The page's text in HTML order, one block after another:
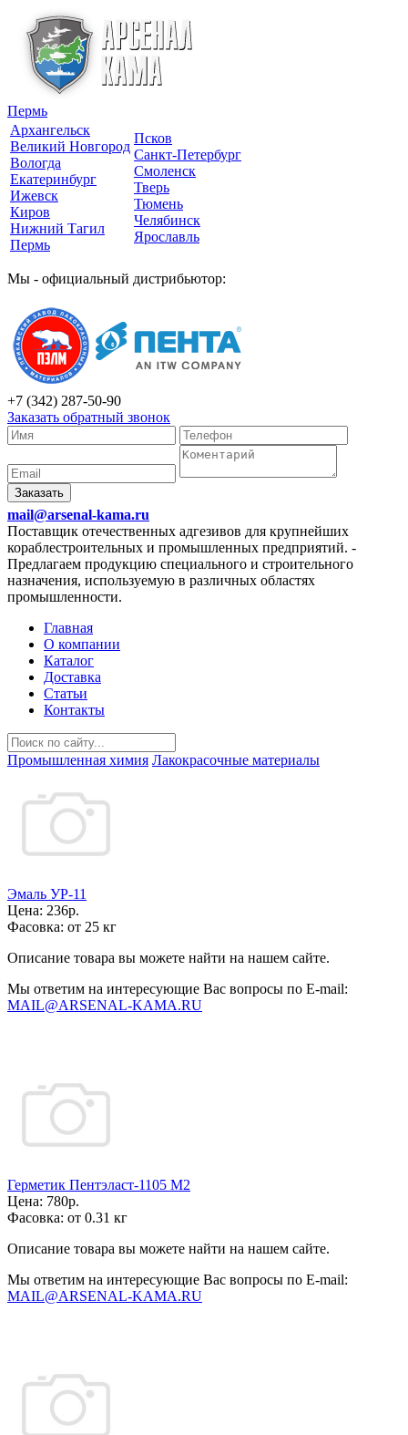
Пермь
Архангельск
Великий Новгород
Вологда
Екатеринбург
Ижевск
Киров
Нижний Тагил
Пермь
Псков
Санкт-Петербург
Смоленск
Тверь
Тюмень
Челябинск
Ярославль
Мы - официальный дистрибьютор:
+7 (342) 287-50-90
Заказать обратный звонок
Заказать
mail@arsenal-kama.ru
Поставщик отечественных адгезивов для крупнейших
кораблестроительных и промышленных предприятий. -
Предлагаем продукцию специального и строительного
назначения, используемую в различных областях
промышленности.
Главная
О компании
Каталог
Доставка
Статьи
Контакты
Промышленная химия Лакокрасочные материалы
Эмаль УР-11
Цена: 236р.
Фасовка: от 25 кг
Описание товара вы можете найти на нашем сайте.
Мы ответим на интересующие Вас вопросы по E-mail:
MAIL@ARSENAL-KAMA.RU
Герметик Пентэласт-1105 М2
Цена: 780р.
Фасовка: от 0.31 кг
Описание товара вы можете найти на нашем сайте.
Мы ответим на интересующие Вас вопросы по E-mail:
MAIL@ARSENAL-KAMA.RU